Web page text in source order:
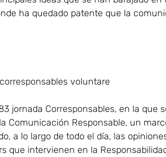
ha quedado patente que la
jornada Corresponsables, en la que
Comunicación Responsable, un
a lo largo de todo el día, las
que intervienen en la